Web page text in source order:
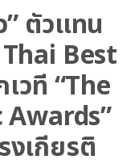
ตัวแทน
Best
วที “The
งเกียรติ